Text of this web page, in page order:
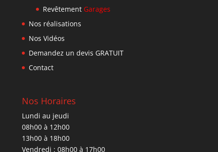
Revêtement Garages
Nos réalisations
Nos Vidéos
Demandez un devis GRATUIT
Contact
Nos Horaires
Lundi au jeudi
08h00 à 12h00
13h00 à 18h00
Vendredi : 08h00 à 17h00